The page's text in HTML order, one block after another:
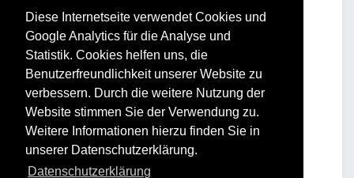
Diese Internetseite verwendet Cookies und
Google Analytics für die Analyse und
Statistik. Cookies helfen uns, die
Benutzerfreundlichkeit unserer Website zu
verbessern. Durch die weitere Nutzung der
Website stimmen Sie der Verwendung zu.
Weitere Informationen hierzu finden Sie in
unserer Datenschutzerklärung.
Datenschutzerklärung